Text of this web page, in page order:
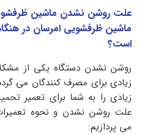
علت روشن نشدن ماشین
ماشین ظرفشویی امرسان در
است؟
روشن نشدن دستگاه یکی از
زیادی برای مصرف کنندگان می
زیادی را به شما برای تعمیر
علت روشن نشدن و نحوه
می پردازیم: